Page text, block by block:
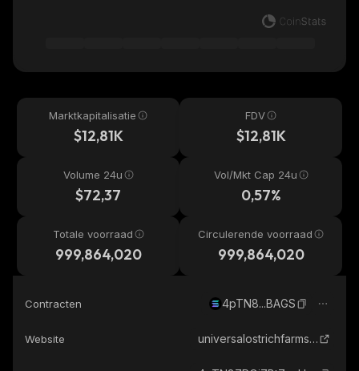
Marktkapitalisatie
$12,81K
FDV
$12,81K
Volume 24u
$72,37
Vol/Mkt Cap 24u
0,57%
Totale voorraad
999,864,020
Circulerende voorraad
999,864,020
Contracten 4pTN8...BAGS
Website universalostrichfarms.com